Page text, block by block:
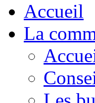
Accueil
La